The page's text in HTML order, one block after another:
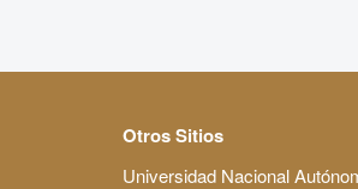
Otros Sitios
Universidad Nacional